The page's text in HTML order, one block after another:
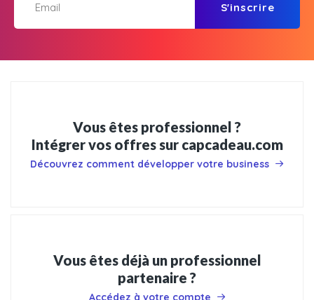
S'inscrire
Vous êtes professionnel ?
Intégrer vos offres sur capcadeau.com
Découvrez comment développer votre business
Vous êtes déjà un professionnel
partenaire ?
Accédez à votre compte